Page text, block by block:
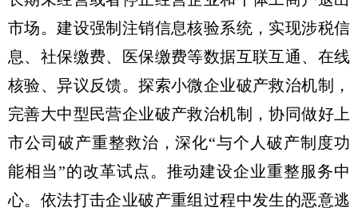
市场。建设强制注销信息核验系统，实现涉税信
息、社保缴费、医保缴费等数据互联互通、在线
核验、异议反馈。探索小微企业破产救治机制，
完善大中型民营企业破产救治机制，协同做好上
市公司破产重整救治，深化“与个人破产制度功
能相当”的改革试点。推动建设企业重整服务中
心。依法打击企业破产重组过程中发生的恶意逃